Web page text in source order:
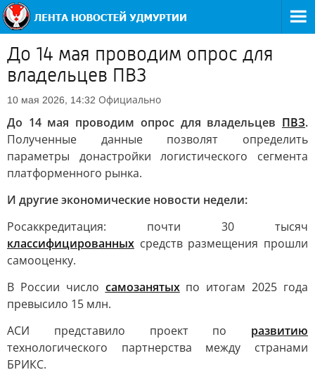
До 14 мая проводим опрос для
владельцев ПВЗ
10 мая 2026, 14:32 Официально
До 14 мая проводим опрос для владельцев ПВЗ.
Полученные данные позволят определить
параметры донастройки логистического сегмента
платформенного рынка.
И другие экономические новости недели:
Росаккредитация: почти 30 тысяч
классифицированных средств размещения прошли
самооценку.
В России число самозанятыхпо итогам 2025 года
превысило 15 млн.
АСИ представило проект по развитию
технологического партнерства между странами
БРИКС.